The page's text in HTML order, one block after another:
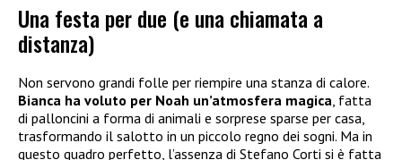
Una festa per due (e una chiamata a
distanza)
Non servono grandi folle per riempire una stanza di calore.
Bianca ha voluto per Noah un’atmosfera magica , fatta
di palloncini a forma di animali e sorprese sparse per casa,
trasformando il salotto in un piccolo regno dei sogni. Ma in
questo quadro perfetto, l’assenza di Stefano Corti si è fatta